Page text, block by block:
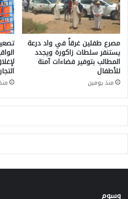
ج
ر
ة
ا
ل
م
ث
ي
ل
ج
د
م
ن
م
خ
د
ر
ا
ل
ي
ا
مصرع طفلين غرقاً في واد درعة
يستنفر سلطات زاكورة ويجدد
المطالب بتوفير فضاءات آمنة
للأطفال
منذ يومين
التجار
منذ 3
وسوم